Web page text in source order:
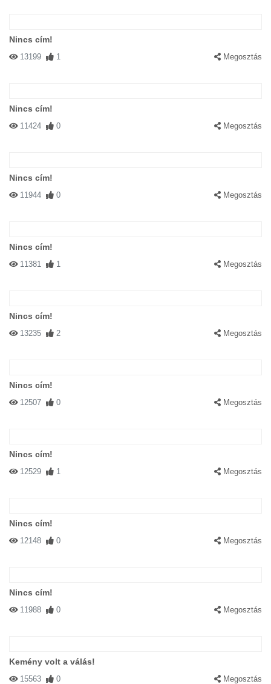
Nincs cím!
13199 1 Megosztás
Nincs cím!
11424 0 Megosztás
Nincs cím!
11944 0 Megosztás
Nincs cím!
11381 1 Megosztás
Nincs cím!
13235 2 Megosztás
Nincs cím!
12507 0 Megosztás
Nincs cím!
12529 1 Megosztás
Nincs cím!
12148 0 Megosztás
Nincs cím!
11988 0 Megosztás
Kemény volt a válás!
15563 0 Megosztás